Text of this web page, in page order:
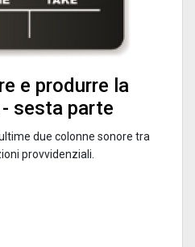
e produrre la
sesta parte
due colonne sonore tra
provvidenziali.